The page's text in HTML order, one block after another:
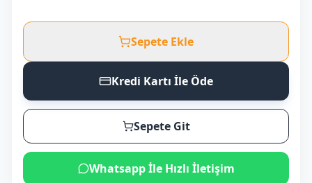
Sepete Ekle
Kredi Kartı İle Öde
Sepete Git
Whatsapp İle Hızlı İletişim